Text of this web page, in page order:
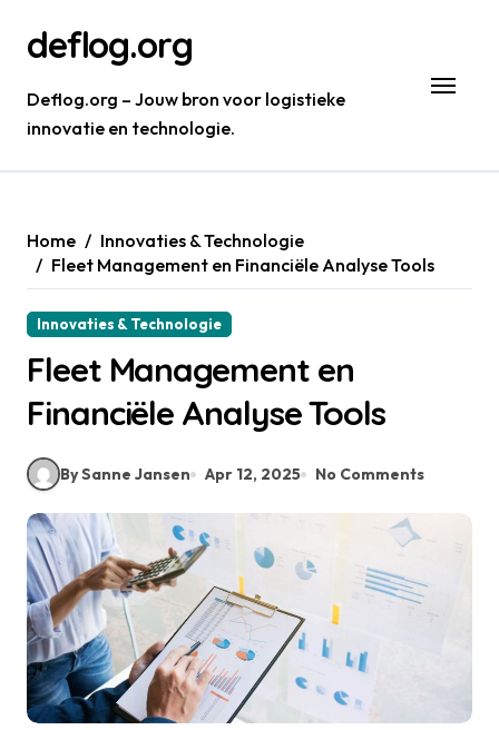
content
deflog.org
Deflog.org – Jouw bron voor logistieke
innovatie en technologie.
Home
Innovaties & Technologie
Fleet Management en Financiële Analyse Tools
Innovaties & Technologie
Fleet Management en
Financiële Analyse Tools
By Sanne Jansen Apr 12, 2025 No Comments